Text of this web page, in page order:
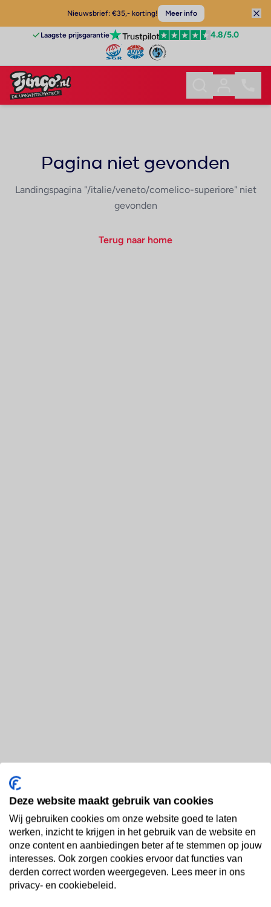
Nieuwsbrief: €35,- korting! Meer info
Laagste prijsgarantie 4.8/5.0
Pagina niet gevonden
Landingspagina "/italie/veneto/comelico-superiore" niet
gevonden
Terug naar home
Deze website maakt gebruik van cookies
Wij gebruiken cookies om onze website goed te laten
werken, inzicht te krijgen in het gebruik van de website en
onze content en aanbiedingen beter af te stemmen op jouw
interesses. Ook zorgen cookies ervoor dat functies van
derden correct worden weergegeven. Lees meer in ons
privacy- en cookiebeleid.